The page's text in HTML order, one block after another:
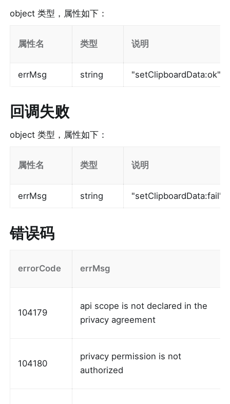
object 类型，属性如下：
属性名 类型 说明
errMsg string "setClipboardData:ok"
回调失败
object 类型，属性如下：
属性名 类型 说明
errMsg string "setClipboardData:fail"
错误码
errorCode errMsg
104179
api scope is not declared in the
privacy agreement
104180
privacy permission is not
authorized